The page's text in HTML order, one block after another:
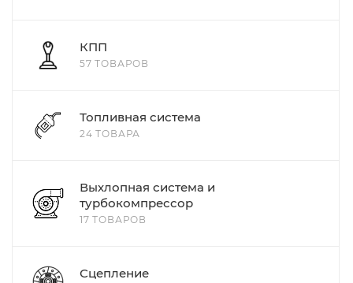
КПП
57 ТОВАРОВ
Топливная система
24 ТОВАРА
Выхлопная система и
турбокомпрессор
17 ТОВАРОВ
Сцепление